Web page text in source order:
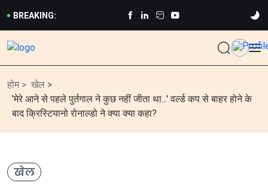
BREAKING:
होम > खेल >
'मेरे आने से पहले पुर्तगाल ने कुछ नहीं जीता था...' वर्ल्ड कप से बाहर होने के
बाद क्रिस्टियानो रोनाल्डो ने क्या क्या कहा?
खेल